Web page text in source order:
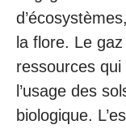
la flore. Le
ressources qui
l’usage des
biologique.